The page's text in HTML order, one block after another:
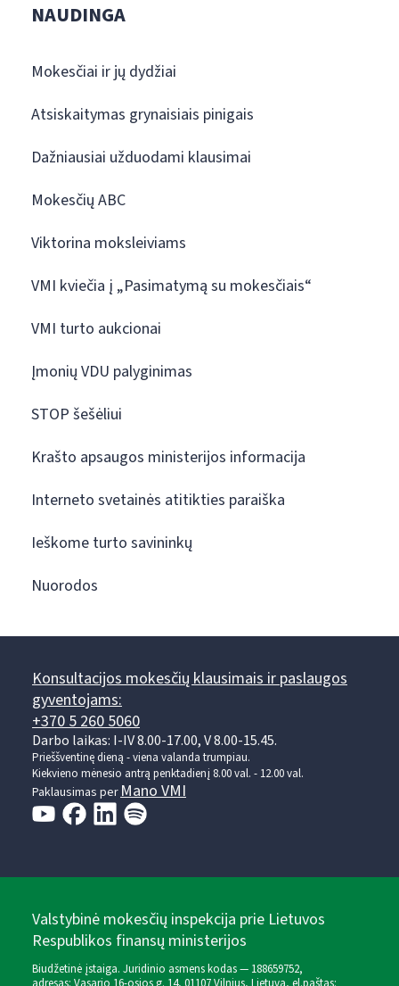
NAUDINGA
Mokesčiai ir jų dydžiai
Atsiskaitymas grynaisiais pinigais
Dažniausiai užduodami klausimai
Mokesčių ABC
Viktorina moksleiviams
VMI kviečia į „Pasimatymą su mokesčiais“
VMI turto aukcionai
Įmonių VDU palyginimas
STOP šešėliui
Krašto apsaugos ministerijos informacija
Interneto svetainės atitikties paraiška
Ieškome turto savininkų
Nuorodos
Konsultacijos mokesčių klausimais ir paslaugos
gyventojams:
+370 5 260 5060
Darbo laikas: I-IV 8.00-17.00, V 8.00-15.45.
Prieššventinę dieną - viena valanda trumpiau.
Kiekvieno mėnesio antrą penktadienį 8.00 val. - 12.00 val.
Paklausimas perMano VMI
Valstybinė mokesčių inspekcija prie Lietuvos
Respublikos finansų ministerijos
Biudžetinė įstaiga. Juridinio asmens kodas — 188659752,